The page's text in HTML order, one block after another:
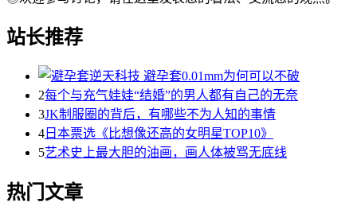
站长推荐
2每个与充气娃娃“结婚”的男人都有自己的无奈
3JK制服圈的背后，有哪些不为人知的事情
4 日本票选《比想像还高的女明星TOP10》
5艺术史上最大胆的油画，画人体被骂无底线
热门文章